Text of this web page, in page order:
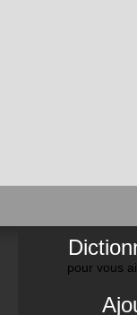
pour vous